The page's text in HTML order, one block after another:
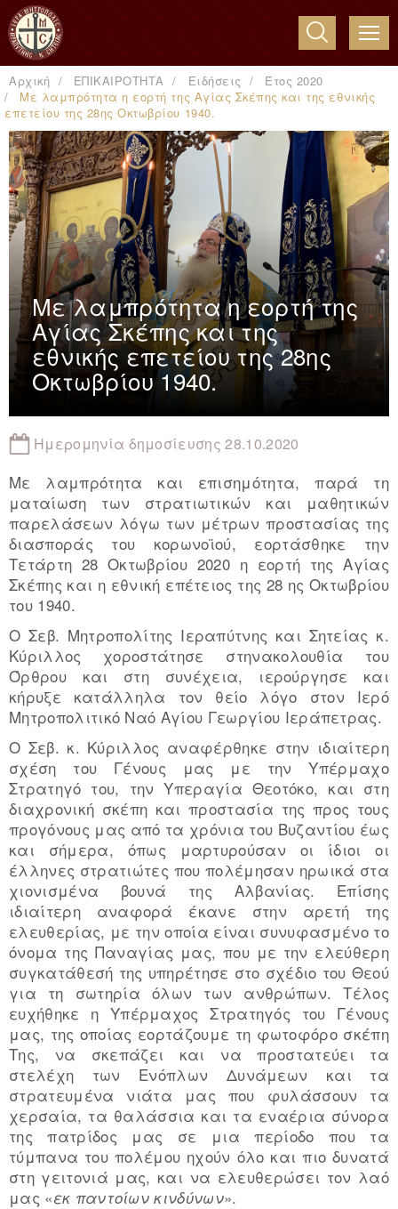
Αρχική ΕΠΙΚΑΙΡΟΤΗΤΑ Ειδήσεις
Έτος 2020
Με λαμπρότητα η εορτή της Αγίας Σκέπης και της εθνικής
επετείου της 28ης Οκτωβρίου 1940.
Με λαμπρότητα η εορτή της
Αγίας Σκέπης και της
εθνικής επετείου της 28ης
Οκτωβρίου 1940.
Ημερομηνία δημοσίευσης 28.10.2020
Με λαμπρότητα και επισημότητα, παρά τη
ματαίωση των στρατιωτικών και μαθητικών
παρελάσεων λόγω των μέτρων προστασίας της
διασποράς του κορωνοϊού, εορτάσθηκε την
Τετάρτη 28 Οκτωβρίου 2020 η εορτή της Αγίας
Σκέπης και η εθνική επέτειος της 28 ης Οκτωβρίου
του 1940.
Ο Σεβ. Μητροπολίτης Ιεραπύτνης και Σητείας κ.
Κύριλλος χοροστάτησε στηνακολουθία του
Όρθρου και στη συνέχεια, ιερούργησε και
κήρυξε κατάλληλα τον θείο λόγο στον Ιερό
Μητροπολιτικό Ναό Αγίου Γεωργίου Ιεράπετρας.
Ο Σεβ. κ. Κύριλλος αναφέρθηκε στην ιδιαίτερη
σχέση του Γένους μας με την Υπέρμαχο
Στρατηγό του, την Υπεραγία Θεοτόκο, και στη
διαχρονική σκέπη και προστασία της προς τους
προγόνους μας από τα χρόνια του Βυζαντίου έως
και σήμερα, όπως μαρτυρούσαν οι ίδιοι οι
έλληνες στρατιώτες που πολέμησαν ηρωικά στα
χιονισμένα βουνά της Αλβανίας. Επίσης
ιδιαίτερη αναφορά έκανε στην αρετή της
ελευθερίας, με την οποία είναι συνυφασμένο το
όνομα της Παναγίας μας, που με την ελεύθερη
συγκατάθεσή της υπηρέτησε στο σχέδιο του Θεού
για τη σωτηρία όλων των ανθρώπων. Τέλος
ευχήθηκε η Υπέρμαχος Στρατηγός του Γένους
μας, της οποίας εορτάζουμε τη φωτοφόρο σκέπη
Της, να σκεπάζει και να προστατεύει τα
στελέχη των Ενόπλων Δυνάμεων και τα
στρατευμένα νιάτα μας που φυλάσσουν τα
χερσαία, τα θαλάσσια και τα εναέρια σύνορα
της πατρίδος μας σε μια περίοδο που τα
τύμπανα του πολέμου ηχούν όλο και πιο δυνατά
στη γειτονιά μας, και να ελευθερώσει τον λαό
μας «εκ παντοίων κινδύνων».